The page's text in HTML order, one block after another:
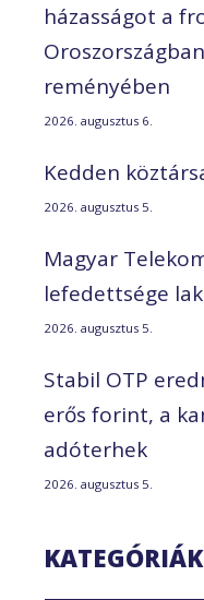
házasságot a
reményében
2026. augusztus 6.
Kedden
2026. augusztus 5.
Magyar
lefedettsége
2026. augusztus 5.
Stabil OTP
erős forint, a
adóterhek
2026. augusztus 5.
KATEGÓRIÁK